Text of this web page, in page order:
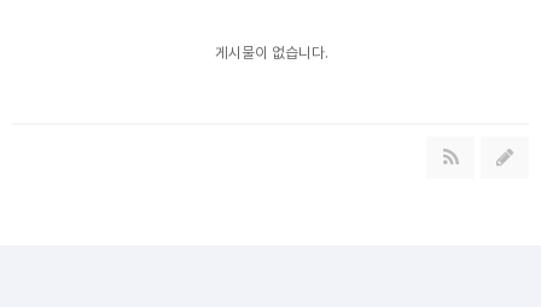
게시물이 없습니다.